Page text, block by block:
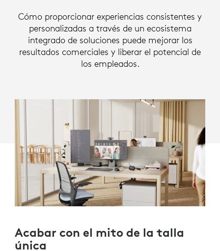
LOGITECH
B2B
Cómo proporcionar experiencias consistentes y
personalizadas a través de un ecosistema
integrado de soluciones puede mejorar los
resultados comerciales y liberar el potencial de
los empleados.
Acabar con el mito de la talla
única